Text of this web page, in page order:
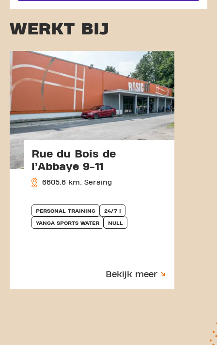
WERKT BIJ
Rue du Bois de
l’Abbaye 9-11
6605.6 km, Seraing
PERSONAL TRAINING 24/7 !
YANGA SPORTS WATER NULL
Bekijk meer